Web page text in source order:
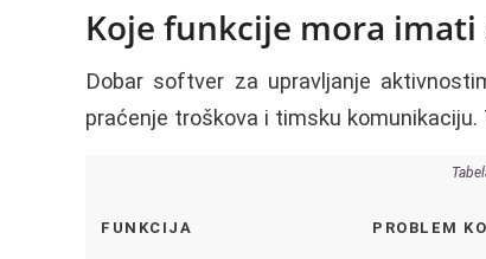
Koje funkcije mora
Dobar softver za upravljanje
praćenje troškova i timsku
FUNKCIJA PROBLEM